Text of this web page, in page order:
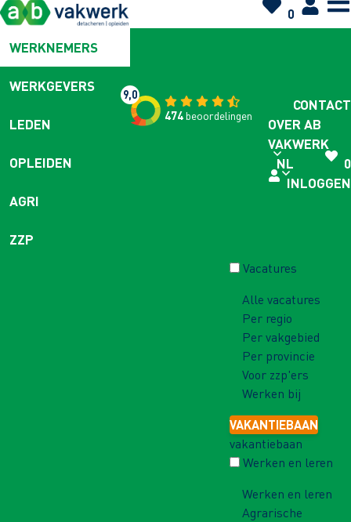
0
WERKNEMERS
WERKGEVERS
LEDEN
OPLEIDEN
AGRI
ZZP
9,0
474beoordelingen
CONTACT
OVER AB
VAKWERK
NL
0
INLOGGEN
Vacatures
Alle vacatures
Per regio
Per vakgebied
Per provincie
Voor zzp'ers
Werken bij
VAKANTIEBAAN
vakantiebaan
Werken en leren
Werken en leren
Agrarische